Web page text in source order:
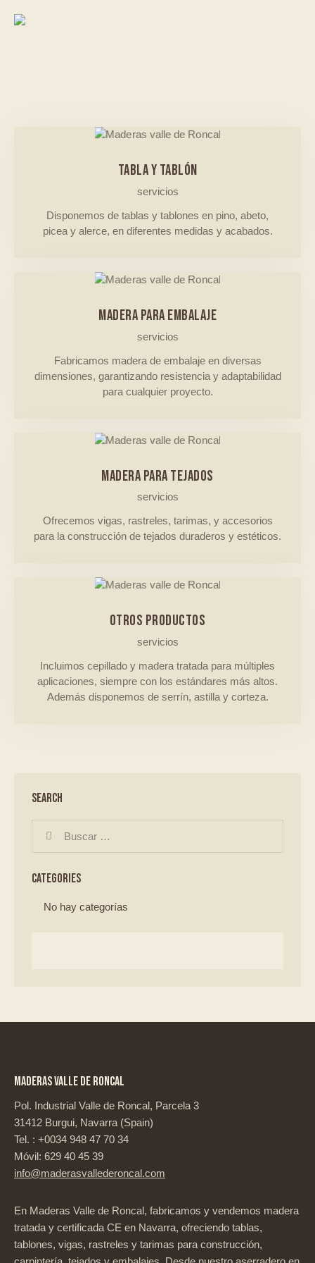
TABLA Y TABLÓN
servicios
Disponemos de tablas y tablones en pino, abeto,
picea y alerce, en diferentes medidas y acabados.
MADERA PARA EMBALAJE
servicios
Fabricamos madera de embalaje en diversas
dimensiones, garantizando resistencia y adaptabilidad
para cualquier proyecto.
MADERA PARA TEJADOS
servicios
Ofrecemos vigas, rastreles, tarimas, y accesorios
para la construcción de tejados duraderos y estéticos.
OTROS PRODUCTOS
servicios
Incluimos cepillado y madera tratada para múltiples
aplicaciones, siempre con los estándares más altos.
Además disponemos de serrín, astilla y corteza.
SEARCH
CATEGORIES
No hay categorías
MADERAS VALLE DE RONCAL
Pol. Industrial Valle de Roncal, Parcela 3
31412 Burgui, Navarra (Spain)
Tel. : +0034 948 47 70 34
Móvil: 629 40 45 39
info@maderasvallederoncal.com
En Maderas Valle de Roncal, fabricamos y vendemos madera
tratada y certificada CE en Navarra, ofreciendo tablas,
tablones, vigas, rastreles y tarimas para construcción,